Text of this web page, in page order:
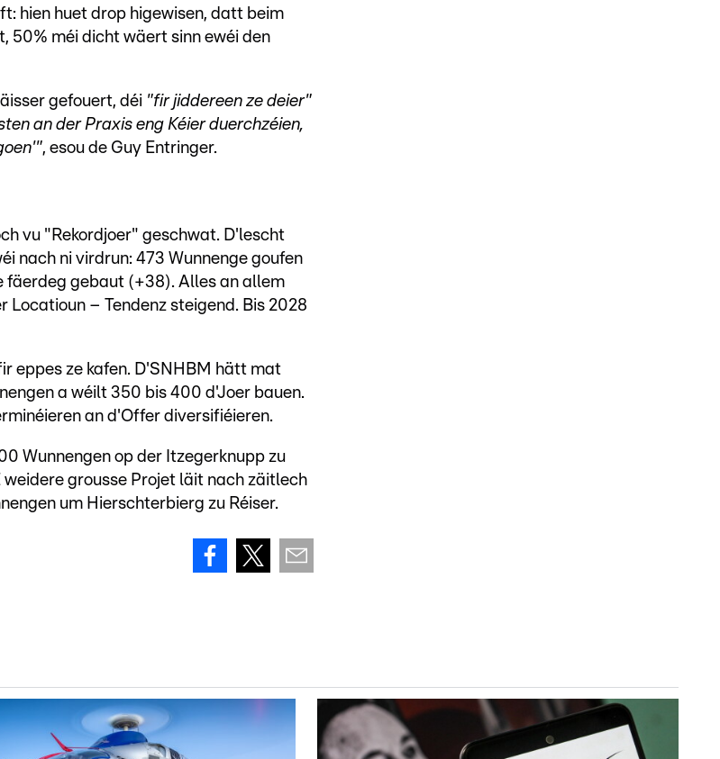
hien huet drop higewisen, datt beim
50% méi dicht wäert sinn ewéi den
gefouert, déi "fir jiddereen ze deier"
an der Praxis eng Kéier duerchzéien,
, esou de Guy Entringer.
vu "Rekordjoer" geschwat. D'lescht
nach ni virdrun: 473 Wunnenge goufen
fäerdeg gebaut (+38). Alles an allem
Locatioun – Tendenz steigend. Bis 2028
eppes ze kafen. D'SNHBM hätt mat
a wéilt 350 bis 400 d'Joer bauen.
an d'Offer diversifiéieren.
Wunnengen op der Itzegerknupp zu
weidere grousse Projet läit nach zäitlech
um Hierschterbierg zu Réiser.